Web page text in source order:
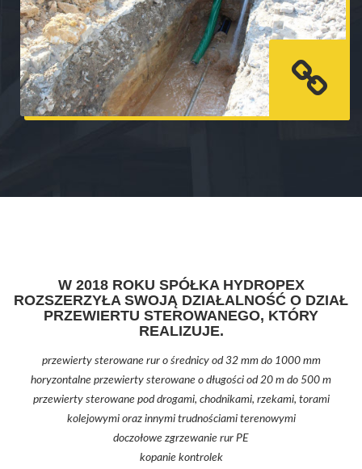
W 2018 ROKU SPÓŁKA HYDROPEX
ROZSZERZYŁA SWOJĄ DZIAŁALNOŚĆ O DZIAŁ
PRZEWIERTU STEROWANEGO, KTÓRY
REALIZUJE.
przewierty sterowane rur o średnicy od 32 mm do 1000 mm
horyzontalne przewierty sterowane o długości od 20 m do 500 m
przewierty sterowane pod drogami, chodnikami, rzekami, torami
kolejowymi oraz innymi trudnościami terenowymi
doczołowe zgrzewanie rur PE
kopanie kontrolek